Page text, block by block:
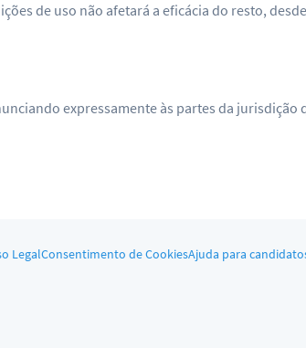
de uso não afetará a eficácia do resto,
expressamente às partes da
LegalConsentimento de CookiesAjuda para